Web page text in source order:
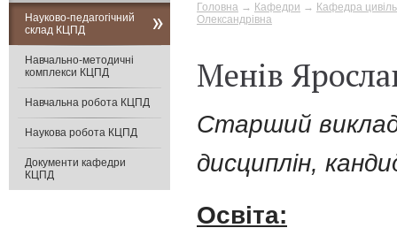
Головна → Кафедри → Кафедра
Олександрівна
Менів
Старший
дисциплін,
Освіта:
Науково-педагогічний
склад КЦПД
Навчально-методичні
комплекси КЦПД
Навчальна робота КЦПД
Наукова робота КЦПД
Документи кафедри
КЦПД